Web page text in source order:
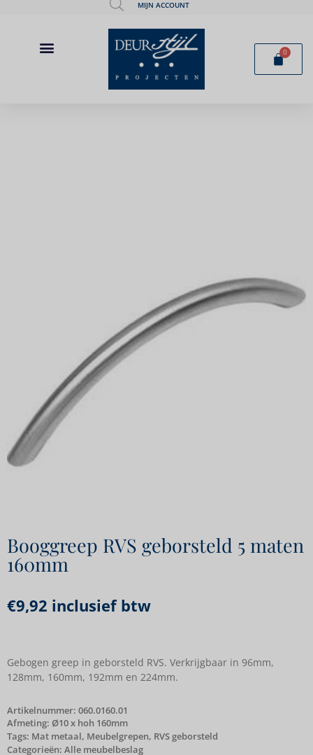
MIJN ACCOUNT
0
Booggreep RVS geborsteld 5 maten
160mm
€9,92 inclusief btw
Gebogen greep in geborsteld RVS. Verkrijgbaar in 96mm,
128mm, 160mm, 192mm en 224mm.
Artikelnummer: 060.0160.01
Afmeting: Ø10 x hoh 160mm
Tags: Mat metaal, Meubelgrepen, RVS geborsteld
Categorieën: Alle meubelbeslag